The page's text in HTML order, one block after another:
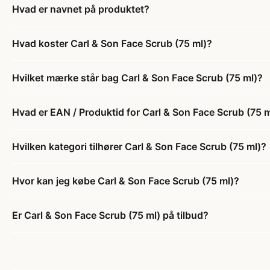
Hvad er navnet på produktet?
Hvad koster Carl & Son Face Scrub (75 ml)?
Hvilket mærke står bag Carl & Son Face Scrub (75 ml)?
Hvad er EAN / Produktid for Carl & Son Face Scrub (75
Hvilken kategori tilhører Carl & Son Face Scrub (75 ml)?
Hvor kan jeg købe Carl & Son Face Scrub (75 ml)?
Er Carl & Son Face Scrub (75 ml) på tilbud?